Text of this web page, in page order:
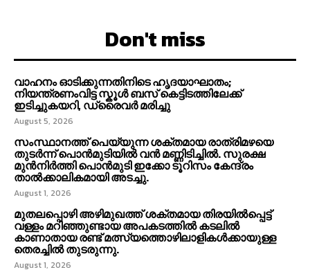
Don't miss
വാഹനം ഓടിക്കുന്നതിനിടെ ഹൃദയാഘാതം;
നിയന്ത്രണംവിട്ട സ്കൂൾ ബസ് കെട്ടിടത്തിലേക്ക്
ഇടിച്ചുകയറി, ഡ്രൈവർ മരിച്ചു
August 5, 2026
സംസ്ഥാനത്ത് പെയ്യുന്ന ശക്തമായ രാത്രിമഴയെ
തുടർന്ന് പൊൻമുടിയില്‍ വൻ മണ്ണിടിച്ചില്‍. സുരക്ഷ
മുൻനിർത്തി പൊൻമുടി ഇക്കോ ടൂറിസം കേന്ദ്രം
താല്‍ക്കാലികമായി അടച്ചു.
August 1, 2026
മുതലപ്പൊഴി അഴിമുഖത്ത് ശക്തമായ തിരയിൽപ്പെട്ട്
വള്ളം മറിഞ്ഞുണ്ടായ അപകടത്തിൽ കടലിൽ
കാണാതായ രണ്ട് മത്സ്യത്തൊഴിലാളികൾക്കായുള്ള
തെരച്ചിൽ തുടരുന്നു.
August 1, 2026